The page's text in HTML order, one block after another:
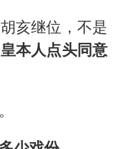
亥继位，不是
本人点头同意